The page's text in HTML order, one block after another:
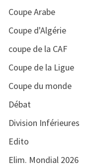
Coupe Arabe
Coupe d'Algérie
coupe de la CAF
Coupe de la Ligue
Coupe du monde
Débat
Division Inférieures
Edito
Elim. Mondial 2026